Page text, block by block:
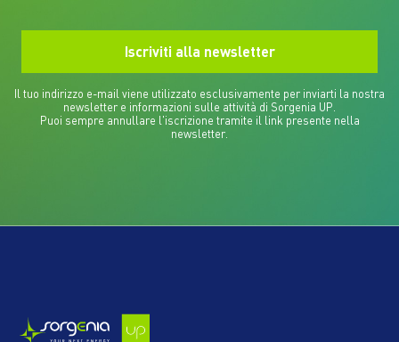
Il tuo indirizzo e-mail viene utilizzato esclusivamente per inviarti la nostra
newsletter e informazioni sulle attività di Sorgenia UP.
Puoi sempre annullare l'iscrizione tramite il link presente nella
newsletter.